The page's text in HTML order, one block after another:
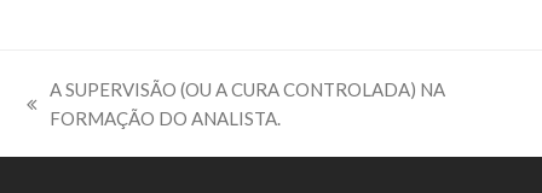
previous
A SUPERVISÃO (OU A CURA CONTROLADA) NA
FORMAÇÃO DO ANALISTA.